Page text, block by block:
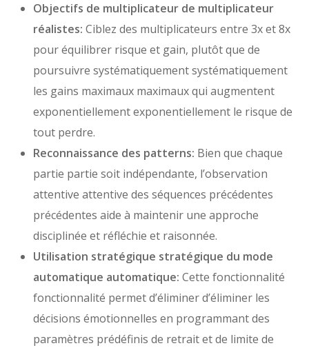
Objectifs de multiplicateur de multiplicateur
réalistes: Ciblez des multiplicateurs entre 3x et 8x
pour équilibrer risque et gain, plutôt que de
poursuivre systématiquement systématiquement
les gains maximaux maximaux qui augmentent
exponentiellement exponentiellement le risque de
tout perdre.
Reconnaissance des patterns: Bien que chaque
partie partie soit indépendante, l’observation
attentive attentive des séquences précédentes
précédentes aide à maintenir une approche
disciplinée et réfléchie et raisonnée.
Utilisation stratégique stratégique du mode
automatique automatique: Cette fonctionnalité
fonctionnalité permet d’éliminer d’éliminer les
décisions émotionnelles en programmant des
paramètres prédéfinis de retrait et de limite de